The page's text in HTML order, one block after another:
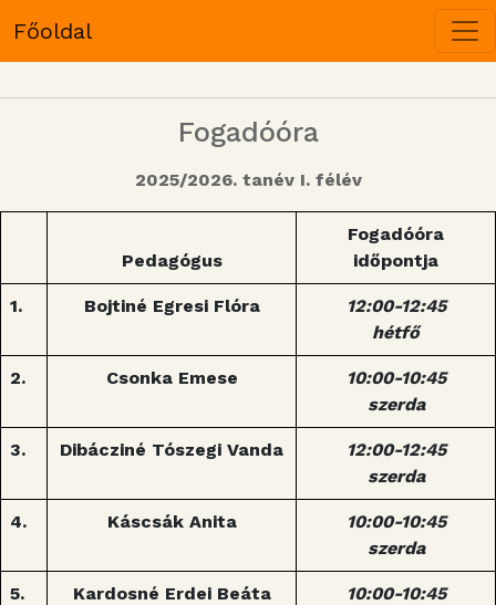
Főoldal
Fogadóóra
2025/2026. tanév I. félév
Pedagógus
Fogadóóra
időpontja
1. Bojtiné Egresi Flóra
12:00-12:45
hétfő
2. Csonka Emese
10:00-10:45
szerda
3. Dibácziné Tószegi Vanda
12:00-12:45
szerda
4. Káscsák Anita
10:00-10:45
szerda
5. Kardosné Erdei Beáta
10:00-10:45